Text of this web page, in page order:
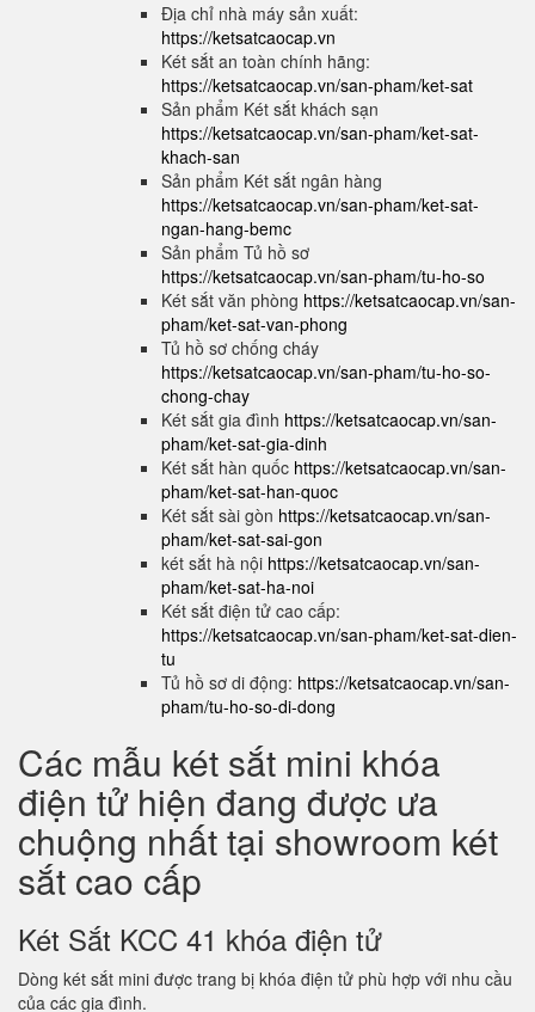
Địa chỉ nhà máy sản xuất:
https://ketsatcaocap.vn
Két sắt an toàn chính hãng:
https://ketsatcaocap.vn/san-pham/ket-sat
Sản phẩm Két sắt khách sạn
https://ketsatcaocap.vn/san-pham/ket-sat-
khach-san
Sản phẩm Két sắt ngân hàng
https://ketsatcaocap.vn/san-pham/ket-sat-
ngan-hang-bemc
Sản phẩm Tủ hồ sơ
https://ketsatcaocap.vn/san-pham/tu-ho-so
Két sắt văn phòng https://ketsatcaocap.vn/san-
pham/ket-sat-van-phong
Tủ hồ sơ chống cháy
https://ketsatcaocap.vn/san-pham/tu-ho-so-
chong-chay
Két sắt gia đình https://ketsatcaocap.vn/san-
pham/ket-sat-gia-dinh
Két sắt hàn quốc https://ketsatcaocap.vn/san-
pham/ket-sat-han-quoc
Két sắt sài gòn https://ketsatcaocap.vn/san-
pham/ket-sat-sai-gon
két sắt hà nội https://ketsatcaocap.vn/san-
pham/ket-sat-ha-noi
Két sắt điện tử cao cấp:
https://ketsatcaocap.vn/san-pham/ket-sat-dien-
tu
Tủ hồ sơ di động: https://ketsatcaocap.vn/san-
pham/tu-ho-so-di-dong
Các mẫu két sắt mini khóa
điện tử hiện đang được ưa
chuộng nhất tại showroom két
sắt cao cấp
Két Sắt KCC 41 khóa điện tử
Dòng két sắt mini được trang bị khóa điện tử phù hợp với nhu cầu
của các gia đình.